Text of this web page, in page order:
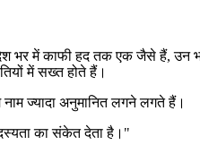
भर में काफी हद तक एक जैसे हैं, उन
में सख्त होते हैं।
ज्यादा अनुमानित लगने लगते हैं।
का संकेत देता है।"